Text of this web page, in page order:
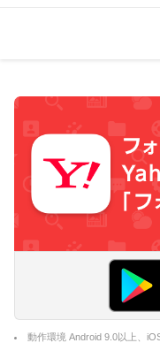
動作環境 Android 9.0以上、